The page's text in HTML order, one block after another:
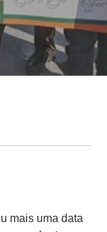
mais uma data